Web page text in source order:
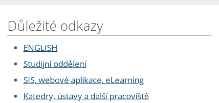
Důležité odkazy
ENGLISH
Studijní oddělení
SIS, webové aplikace, eLearning
Katedry, ústavy a další pracoviště